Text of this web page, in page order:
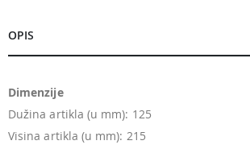
OPIS
Dimenzije
Dužina artikla (u mm): 125
Visina artikla (u mm): 215